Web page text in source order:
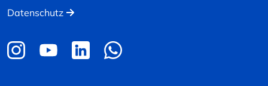
Datenschutz